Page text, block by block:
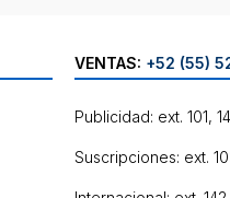
VENTAS: +52 (55)
Publicidad: ext. 101,
Suscripciones: ext.